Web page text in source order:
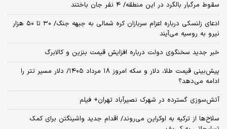
سقوط مرگبار بالگرد در این منطقه/ ۴ نفر جان باختند
ادعای زلنسکی درباره اعزام سربازان کره شمالی به جبهه جنگ/ ۳۰ تا ۵۰ هزار
نیرو به روسیه می‌آیند
خبر جدید سخنگوی دولت درباره افزایش قیمت بنزین و کالابرگ
پیش‌بینی قیمت طلا، دلار و سکه امروز ۱۸ مرداد ۱۴۰۵/ دلار مسیر تتر را
ادامه می‌دهد؟
آتش‌سوزی گسترده در شهرک نصیرآباد تهران+ فیلم
سلاح‌ها از ترکیه به اوکراین می‌روند/ اقدام جدید واشینگتن برای کمک